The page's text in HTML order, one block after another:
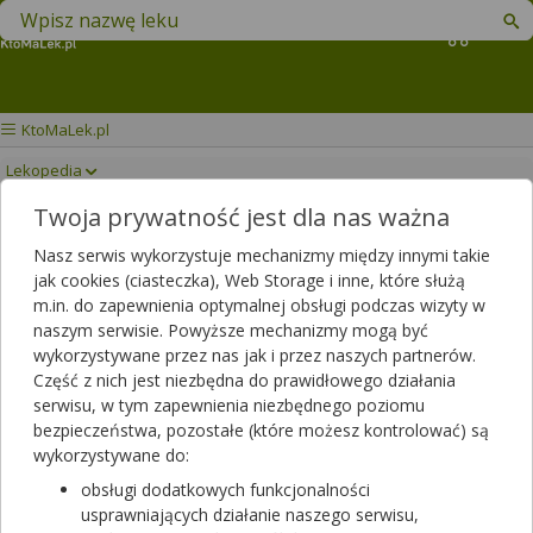
Koszyk
Znajdź lek w swojej okolicy
KtoMaLek.pl
Lekopedia
KOMORA INHALACYJNA
AEROCHAMBER PLUS
Drukuj/Zapisz
Twoja prywatność jest dla nas ważna
Nasz serwis wykorzystuje mechanizmy między innymi takie
jak cookies (ciasteczka), Web Storage i inne, które służą
m.in. do zapewnienia optymalnej obsługi podczas wizyty w
naszym serwisie. Powyższe mechanizmy mogą być
wykorzystywane przez nas jak i przez naszych partnerów.
Część z nich jest niezbędna do prawidłowego działania
serwisu, w tym zapewnienia niezbędnego poziomu
bezpieczeństwa, pozostałe (które możesz kontrolować) są
wykorzystywane do:
obsługi dodatkowych funkcjonalności
usprawniających działanie naszego serwisu,